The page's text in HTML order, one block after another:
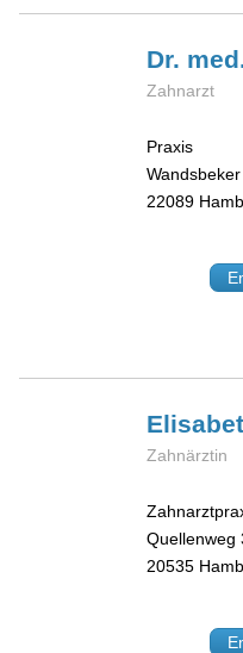
Dr.
Zahnarzt
Praxis
22089
Zahnärztin
Quellenweg
20535